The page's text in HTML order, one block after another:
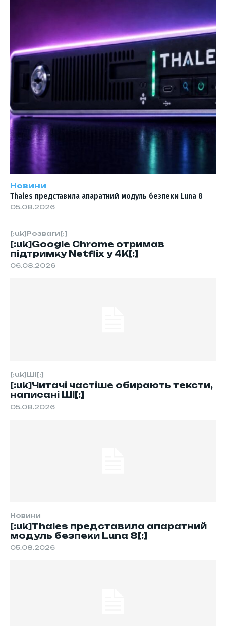
[:uk]Розваги[:]
[:uk]Google Chrome отримав
підтримку Netflix у 4K[:]
06.08.2026
[:uk]ШІ[:]
[:uk]Читачі частіше обирають тексти,
написані ШІ[:]
05.08.2026
Новини
[:uk]Thales представила апаратний
модуль безпеки Luna 8[:]
05.08.2026
Новини
Thales представила апаратний модуль безпеки Luna 8
05.08.2026